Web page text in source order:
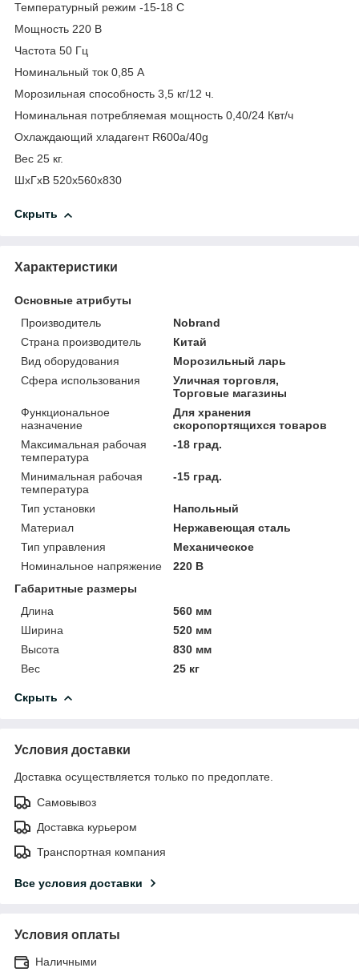
Температурный режим -15-18 С
Мощность 220 В
Частота 50 Гц
Номинальный ток 0,85 А
Морозильная способность 3,5 кг/12 ч.
Номинальная потребляемая мощность 0,40/24 Квт/ч
Охлаждающий хладагент R600а/40g
Вес 25 кг.
ШхГхВ 520х560х830
Скрыть
Характеристики
Основные атрибуты
Производитель
Nobrand
Страна производитель
Китай
Вид оборудования
Морозильный ларь
Сфера использования
Уличная торговля,
Торговые магазины
Функциональное
назначение
Для хранения
скоропортящихся товаров
Максимальная рабочая
температура
-18 град.
Минимальная рабочая
температура
-15 град.
Тип установки
Напольный
Материал
Нержавеющая сталь
Тип управления
Механическое
Номинальное напряжение
220 В
Габаритные размеры
Длина
560 мм
Ширина
520 мм
Высота
830 мм
Вес
25 кг
Скрыть
Условия доставки
Доставка осуществляется только по предоплате.
Самовывоз
Доставка курьером
Транспортная компания
Все условия доставки
Условия оплаты
Наличными